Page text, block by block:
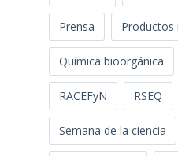
Prensa Productos
Química bioorgánica
RACEFyN RSEQ
Semana de la ciencia